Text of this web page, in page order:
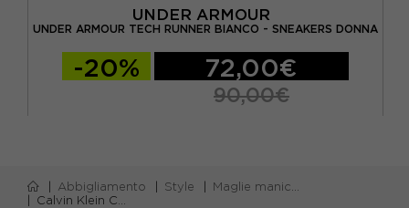
UNDER ARMOUR
UNDER ARMOUR TECH RUNNER BIANCO - SNEAKERS DONNA
-20% 72,00€
90,00€
Abbigliamento Style
Maglie manica corta
Calvin Klein Cardigan In Maglia Maniche Lunghe Bianco Donna